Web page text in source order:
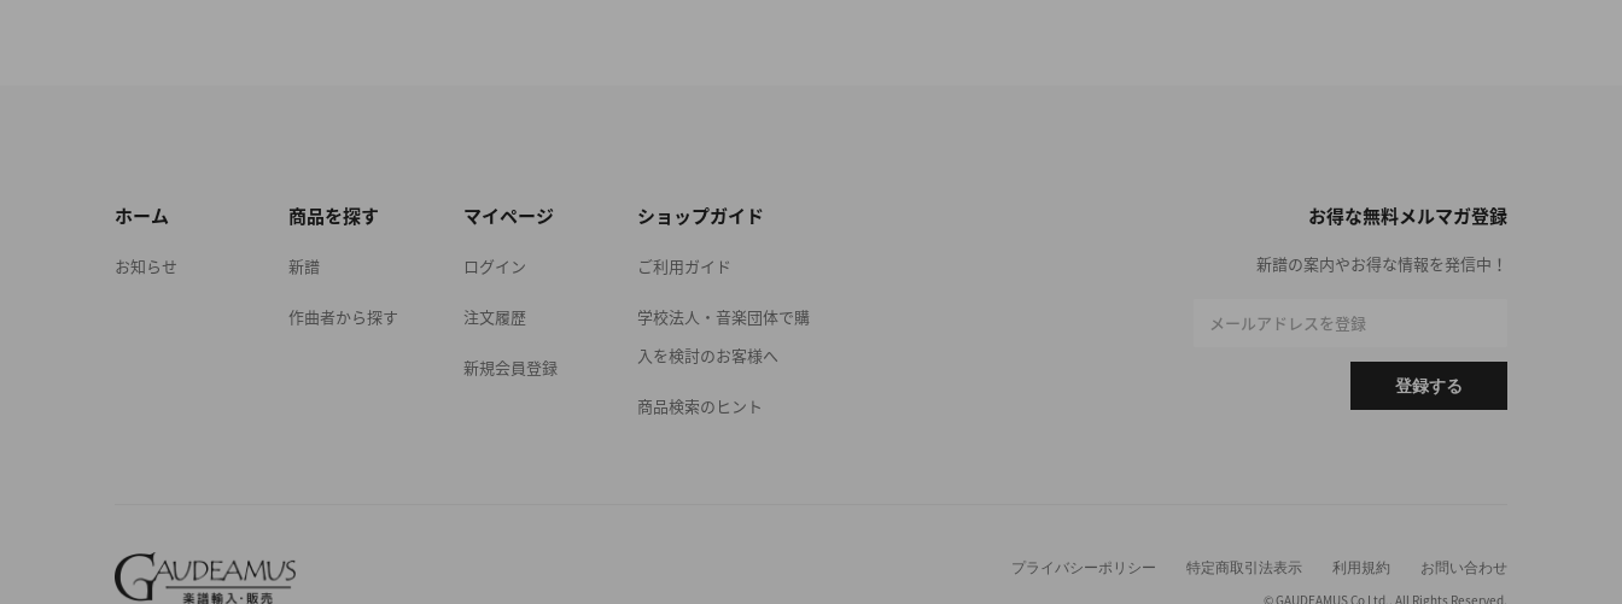
ホーム
お知らせ
商品を探す
新譜
作曲者から探す
マイページ
ログイン
注文履歴
新規会員登録
ショップガイド
ご利用ガイド
学校法人・音楽団体で購
入を検討のお客様へ
商品検索のヒント
お得な無料メルマガ登録
新譜の案内やお得な情報を発信中！
メールアドレスを登録
登録する
プライバシーポリシー 特定商取引法表示 利用規約 お問い合わせ
© GAUDEAMUS Co Ltd,. All Rights Reserved.